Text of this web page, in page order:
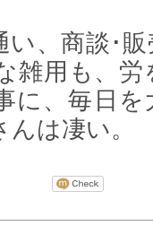
い、商談･
雑用も、
に、毎日
は凄い。